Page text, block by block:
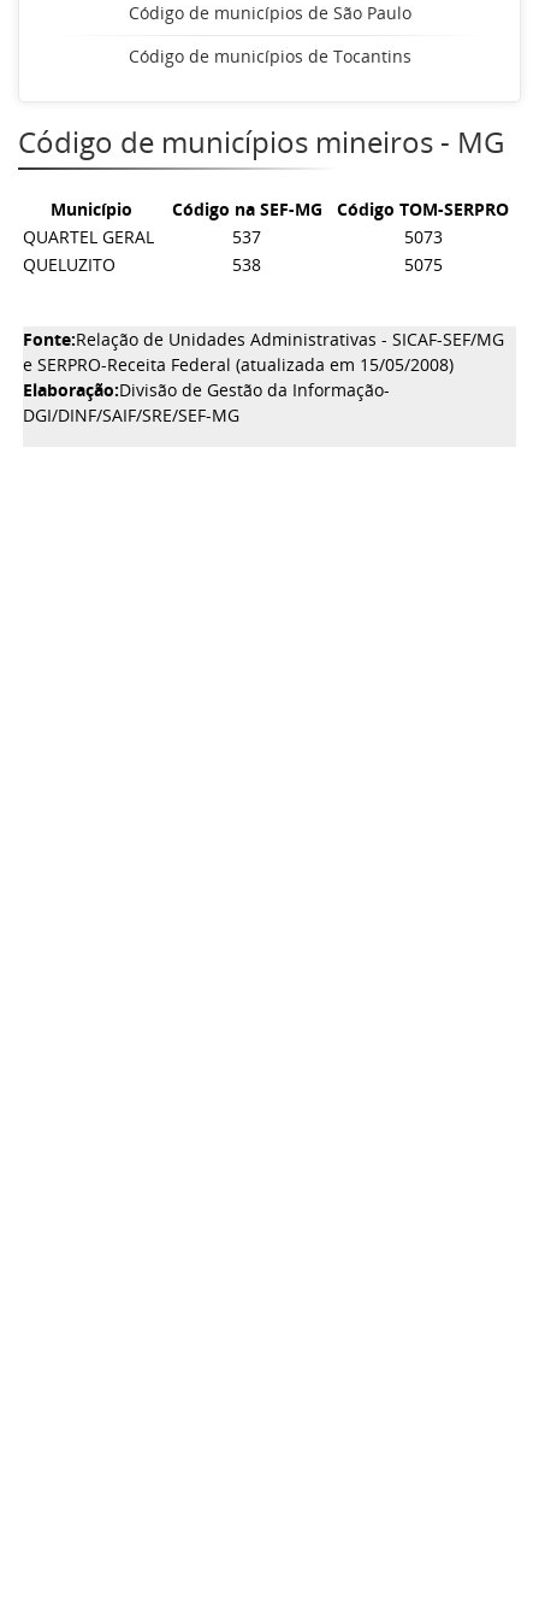
Código de municípios de São Paulo
Código de municípios de Tocantins
Código de municípios mineiros - MG
Município Código na SEF-MG
Código TOM-SERPRO
QUARTEL GERAL
537
5073
QUELUZITO
538 5075
Fonte:Relação de Unidades Administrativas - SICAF-SEF/MG
e SERPRO-Receita Federal (atualizada em 15/05/2008)
Elaboração:Divisão de Gestão da Informação-
DGI/DINF/SAIF/SRE/SEF-MG